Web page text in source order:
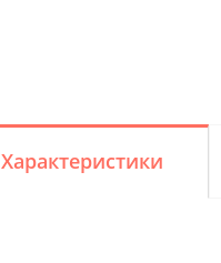
Характеристики